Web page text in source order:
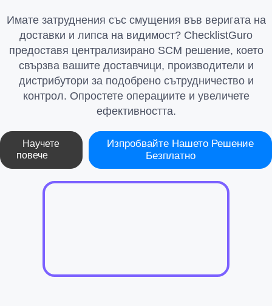
Имате затруднения със смущения във веригата на
доставки и липса на видимост? ChecklistGuro
предоставя централизирано SCM решение, което
свързва вашите доставчици, производители и
дистрибутори за подобрено сътрудничество и
контрол. Опростете операциите и увеличете
ефективността.
Научете
повече
Изпробвайте Нашето Решение
Безплатно